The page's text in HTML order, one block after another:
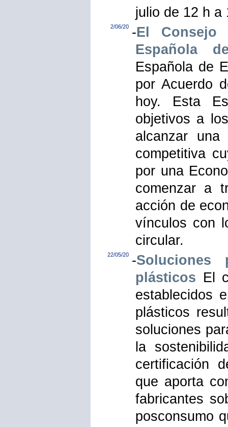
julio de 12 h a
2/06/20 -El Consejo
Española
Española de
por Acuerdo
hoy. Esta
objetivos a
alcanzar una
competitiva
por una
comenzar a
acción de
vínculos con
circular.
22/05/20 -
plásticos El
establecidos
plásticos
soluciones
la
certificación
que aporta
fabricantes
posconsumo